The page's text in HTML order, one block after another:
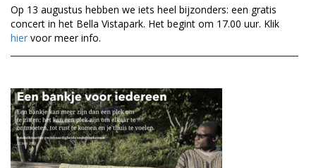
Op 13 augustus hebben we iets heel bijzonders: een gratis
concert in het Bella Vistapark. Het begint om 17.00 uur. Klik
hier voor meer info.